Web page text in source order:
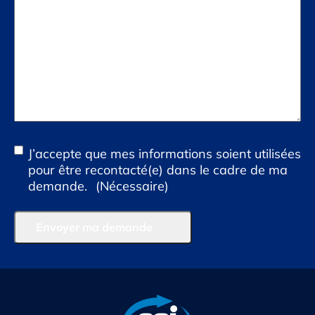
RGPD
(Nécessaire)
J’accepte que mes informations soient utilisées
pour être recontacté(e) dans le cadre de ma
demande.
(Nécessaire)